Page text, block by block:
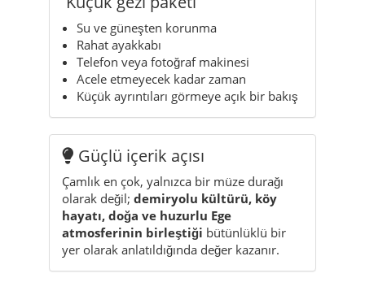
Su ve güneşten korunma
Rahat ayakkabı
Telefon veya fotoğraf makinesi
Acele etmeyecek kadar zaman
Küçük ayrıntıları görmeye açık bir bakış
Güçlü içerik açısı
Çamlık en çok, yalnızca bir müze durağı
olarak değil; demiryolu kültürü, köy
hayatı, doğa ve huzurlu Ege
atmosferinin birleştiği bütünlüklü bir
yer olarak anlatıldığında değer kazanır.